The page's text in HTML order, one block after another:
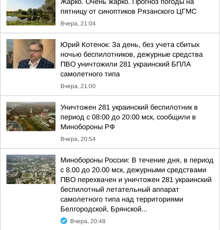
пятницу от синоптиков Рязанского ЦГМС
Вчера, 21:04
Юрий Котенок: За день, без учета сбитых
ночью беспилотников, дежурные средства
ПВО уничтожили 281 украинский БПЛА
самолетного типа
Вчера, 21:00
Уничтожен 281 украинский беспилотник в
период с 08:00 до 20:00 мск, сообщили в
Минобороны РФ
Вчера, 20:54
Минобороны России: В течение дня, в период
с 8.00 до 20.00 мск, дежурными средствами
ПВО перехвачен и уничтожен 281 украинский
беспилотный летательный аппарат
самолетного типа над территориями
Белгородской, Брянской...
Вчера, 20:48